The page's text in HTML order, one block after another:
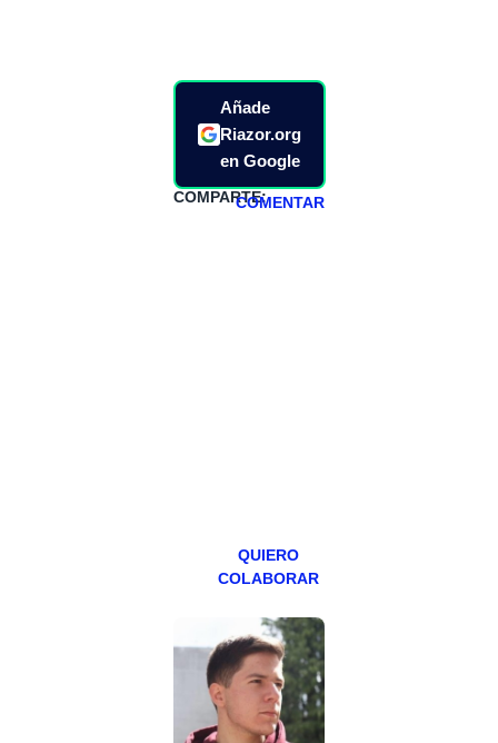
Añade
Riazor.org
en Google
COMPARTE:COMENTAR
QUIERO
COLABORAR